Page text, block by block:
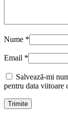
Nume *
Email *
Salvează-mi
pentru data viitoare